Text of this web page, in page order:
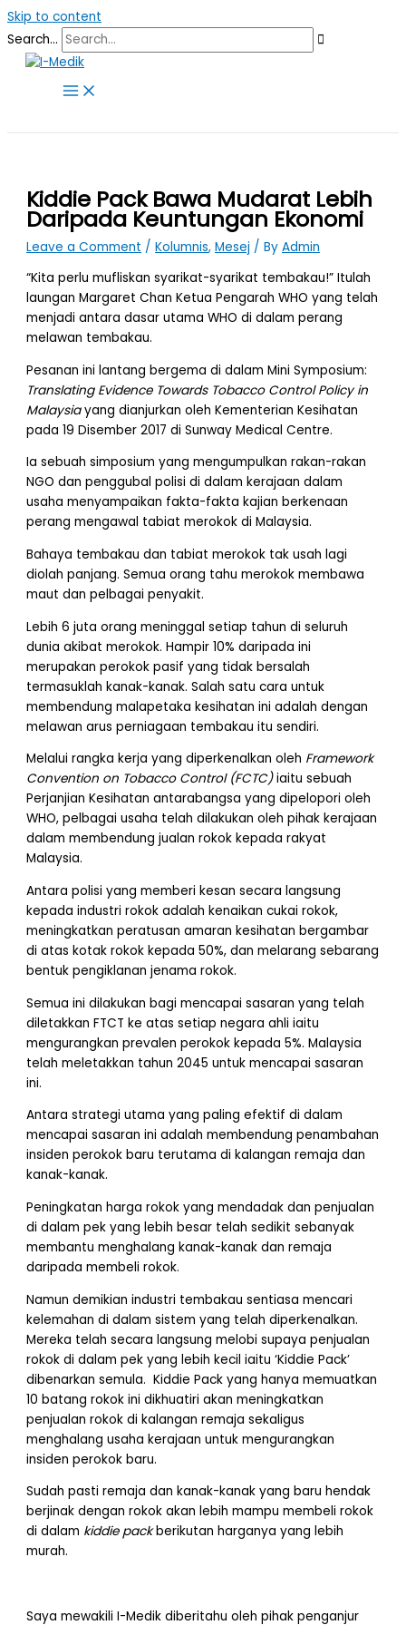
Skip to content
Search...
Kiddie Pack Bawa Mudarat Lebih
Daripada Keuntungan Ekonomi
Leave a Comment /Kolumnis,Mesej / ByAdmin
“Kita perlu mufliskan syarikat-syarikat tembakau!” Itulah
laungan Margaret Chan Ketua Pengarah WHO yang telah
menjadi antara dasar utama WHO di dalam perang
melawan tembakau.
Pesanan ini lantang bergema di dalam Mini Symposium:
Translating Evidence Towards Tobacco Control Policy in
Malaysiayang dianjurkan oleh Kementerian Kesihatan
pada 19 Disember 2017 di Sunway Medical Centre.
Ia sebuah simposium yang mengumpulkan rakan-rakan
NGO dan penggubal polisi di dalam kerajaan dalam
usaha menyampaikan fakta-fakta kajian berkenaan
perang mengawal tabiat merokok di Malaysia.
Bahaya tembakau dan tabiat merokok tak usah lagi
diolah panjang. Semua orang tahu merokok membawa
maut dan pelbagai penyakit.
Lebih 6 juta orang meninggal setiap tahun di seluruh
dunia akibat merokok. Hampir 10% daripada ini
merupakan perokok pasif yang tidak bersalah
termasuklah kanak-kanak. Salah satu cara untuk
membendung malapetaka kesihatan ini adalah dengan
melawan arus perniagaan tembakau itu sendiri.
Melalui rangka kerja yang diperkenalkan oleh Framework
Convention on Tobacco Control (FCTC)iaitu sebuah
Perjanjian Kesihatan antarabangsa yang dipelopori oleh
WHO, pelbagai usaha telah dilakukan oleh pihak kerajaan
dalam membendung jualan rokok kepada rakyat
Malaysia.
Antara polisi yang memberi kesan secara langsung
kepada industri rokok adalah kenaikan cukai rokok,
meningkatkan peratusan amaran kesihatan bergambar
di atas kotak rokok kepada 50%, dan melarang sebarang
bentuk pengiklanan jenama rokok.
Semua ini dilakukan bagi mencapai sasaran yang telah
diletakkan FTCT ke atas setiap negara ahli iaitu
mengurangkan prevalen perokok kepada 5%. Malaysia
telah meletakkan tahun 2045 untuk mencapai sasaran
ini.
Antara strategi utama yang paling efektif di dalam
mencapai sasaran ini adalah membendung penambahan
insiden perokok baru terutama di kalangan remaja dan
kanak-kanak.
Peningkatan harga rokok yang mendadak dan penjualan
di dalam pek yang lebih besar telah sedikit sebanyak
membantu menghalang kanak-kanak dan remaja
daripada membeli rokok.
Namun demikian industri tembakau sentiasa mencari
kelemahan di dalam sistem yang telah diperkenalkan.
Mereka telah secara langsung melobi supaya penjualan
rokok di dalam pek yang lebih kecil iaitu ‘Kiddie Pack’
dibenarkan semula. Kiddie Pack yang hanya memuatkan
10 batang rokok ini dikhuatiri akan meningkatkan
penjualan rokok di kalangan remaja sekaligus
menghalang usaha kerajaan untuk mengurangkan
insiden perokok baru.
Sudah pasti remaja dan kanak-kanak yang baru hendak
berjinak dengan rokok akan lebih mampu membeli rokok
di dalam kiddie packberikutan harganya yang lebih
murah.
Saya mewakili I-Medik diberitahu oleh pihak penganjur